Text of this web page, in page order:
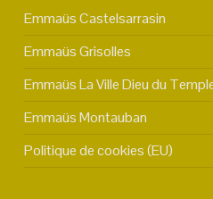
Emmaüs Castelsarrasin
Emmaüs Grisolles
Emmaüs La Ville Dieu du
Emmaüs Montauban
Politique de cookies (EU)